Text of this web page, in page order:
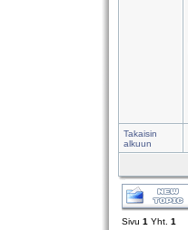
Takaisin
alkuun
Sivu 1 Yht. 1